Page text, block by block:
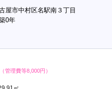
屋市中村区名駅南３丁目
0年
（管理費等8,000円）